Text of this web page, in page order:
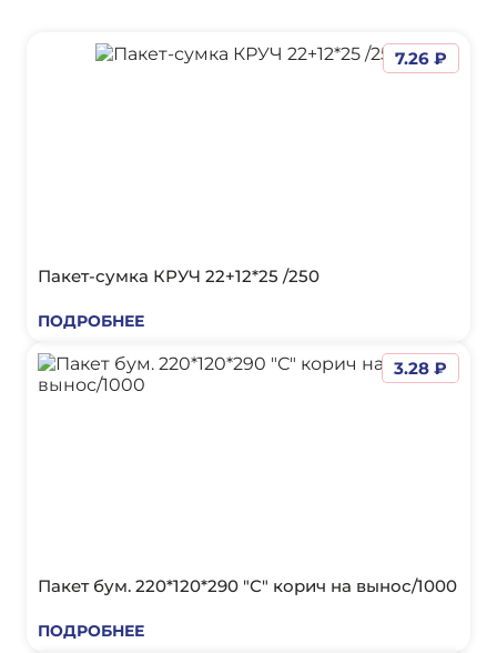
Пакет-сумка КРУЧ 22+12*25 /250
ПОДРОБНЕЕ
7.26 ₽
Пакет бум. 220*120*290 "С" корич на вынос/1000
ПОДРОБНЕЕ
3.28 ₽